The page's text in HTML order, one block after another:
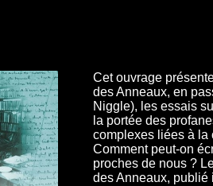
Cet ouvrage
des Anneaux, en
Niggle), les essais
la portée des
complexes liées à la
Comment peut-on
proches de nous ?
des Anneaux, publié